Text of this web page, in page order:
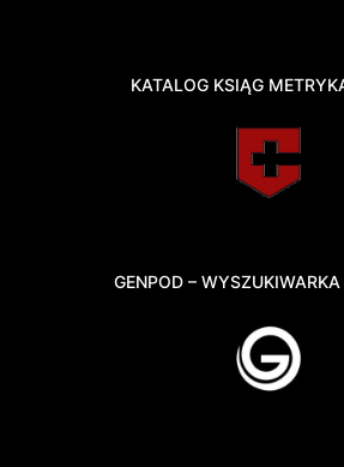
KATALOG KSIĄG
GENPOD –